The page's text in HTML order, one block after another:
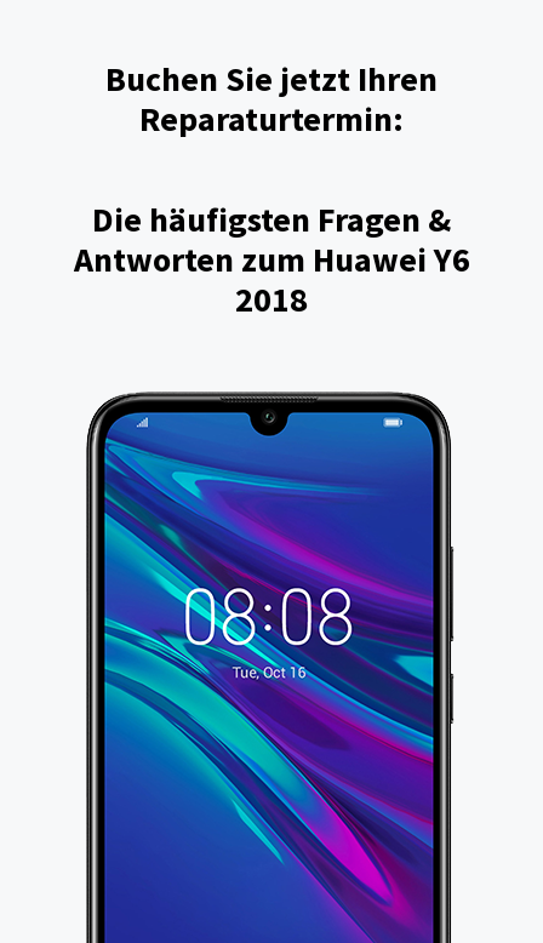
Buchen Sie jetzt Ihren
Reparaturtermin:
Die häufigsten Fragen &
Antworten zum Huawei Y6
2018